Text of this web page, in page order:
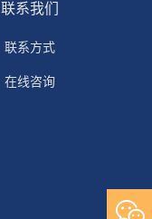
联系我们
联系方式
在线咨询